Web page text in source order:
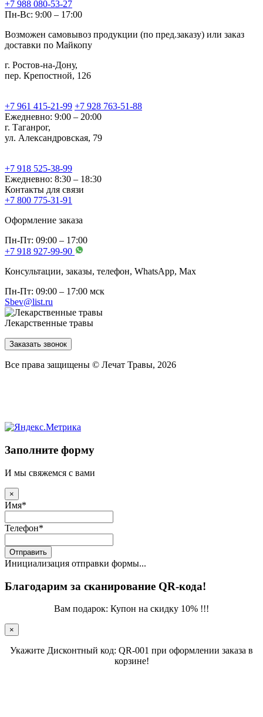
+7 988 080-53-27
Пн-Вс: 9:00 – 17:00
Возможен самовывоз продукции (по пред.заказу) или заказ
доставки по Майкопу
г. Ростов-на-Дону,
пер. Крепостной, 126
+7 961 415-21-99 +7 928 763-51-88
Ежедневно: 9:00 – 20:00
г. Таганрог,
ул. Александровская, 79
+7 918 525-38-99
Ежедневно: 8:30 – 18:30
Контакты для связи
+7 800 775-31-91
Оформление заказа
Пн-Пт: 09:00 – 17:00
+7 918 927-99-90
Консультации, заказы, телефон, WhatsApp, Мах
Пн-Пт: 09:00 – 17:00 мск
Sbev@list.ru
Лекарственные травы
Заказать звонок
Все права защищены © Лечат Травы, 2026
Заполните форму
И мы свяжемся с вами
×
Имя*
Телефон*
Отправить
Инициализация отправки формы...
Благодарим за сканирование QR-кода!
Вам подарок: Купон на скидку 10% !!!
×
Укажите Дисконтный код: QR-001 при оформлении заказа в
корзине!